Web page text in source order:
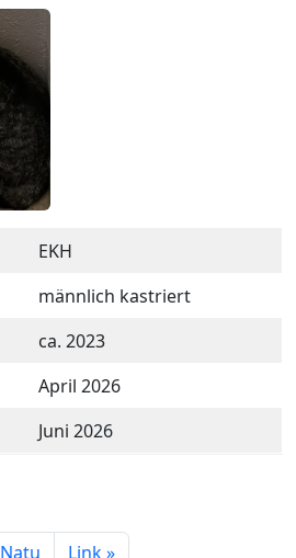
EKH
männlich kastriert
ca. 2023
April 2026
Juni 2026
Natu Link